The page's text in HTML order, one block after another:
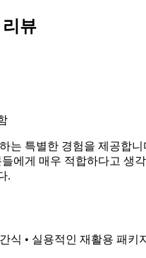
리뷰
는 특별한 경험을 제공합
에게 매우 적합하다고 생
.
식 • 실용적인 재활용 패키